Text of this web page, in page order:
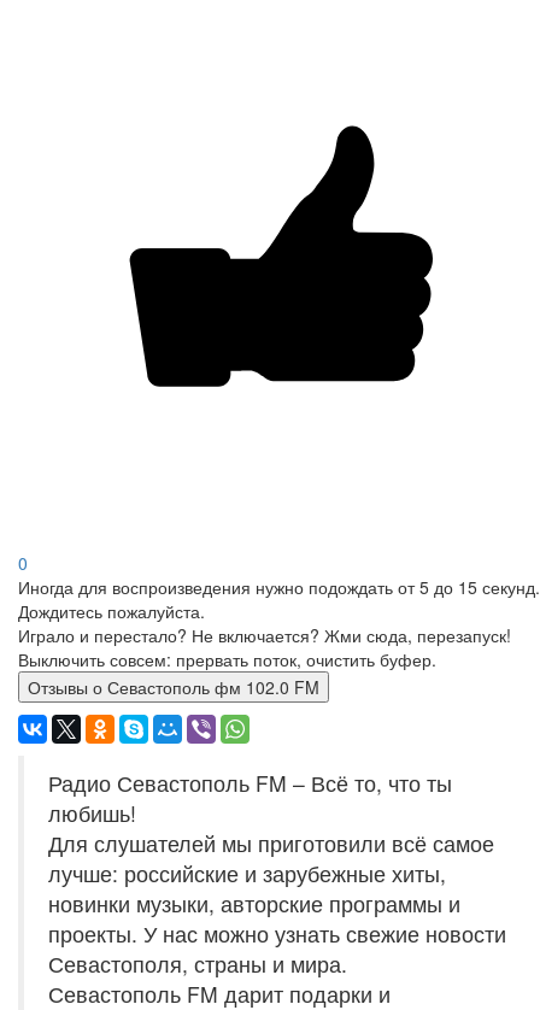
0
Иногда для воспроизведения нужно подождать от 5 до 15 секунд.
Дождитесь пожалуйста.
Играло и перестало? Не включается? Жми сюда, перезапуск!
Выключить совсем: прервать поток, очистить буфер.
Отзывы о Севастополь фм 102.0 FM
Радио Севастополь FM – Всё то, что ты
любишь!
Для слушателей мы приготовили всё самое
лучше: российские и зарубежные хиты,
новинки музыки, авторские программы и
проекты. У нас можно узнать свежие новости
Севастополя, страны и мира.
Севастополь FM дарит подарки и